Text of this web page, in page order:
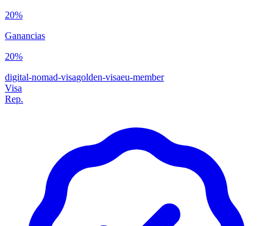
20%
Ganancias
20%
digital-nomad-visagolden-visaeu-member
Visa
Rep.